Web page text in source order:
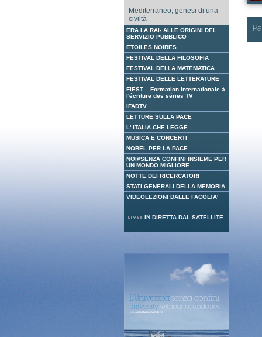
Mediterraneo, genesi di una
civiltà
ERA LA RAI- ALLE ORIGINI DEL
SERVIZIO PUBBLICO
ETOILES NOIRES
FESTIVAL DELLA FILOSOFIA
FESTIVAL DELLA MATEMATICA
FESTIVAL DELLE LETTERATURE
FIEST – Formation Internationale à
l'écriture des séries TV
IFADTV
LETTURE SULLA PACE
L' ITALIA CHE LEGGE
MUSICA E CONCERTI
NOBEL PER LA PACE
NOI#SENZA CONFINI INSIEME PER
UN MONDO MIGLIORE
NOTTE DEI RICERCATORI
STATI GENERALI DELLA MEMORIA
VIDEOLEZIONI DALLE FACOLTA'
IN DIRETTA DAL SATELLITE
è
ha
su